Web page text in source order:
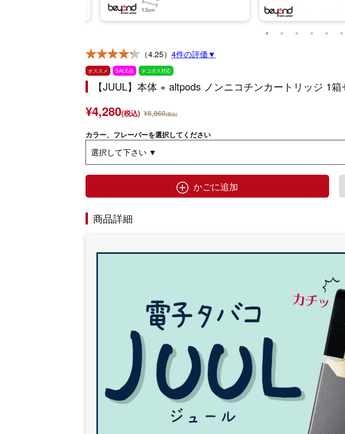
（4.25） 4件の評価▼
オススメ SALE品 ネコポス対応
【JUUL】本体 + altpods ノンニコチンカートリッジ 1箱
¥4,280(税込) ¥6,860(税込)
カラー、フレーバーを選択してください
かごに追加
商品詳細